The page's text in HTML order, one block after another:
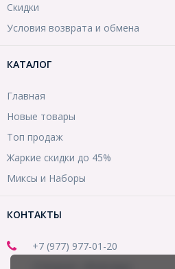
Скидки
Условия возврата и обмена
КАТАЛОГ
Главная
Новые товары
Топ продаж
Жаркие скидки до 45%
Миксы и Наборы
КОНТАКТЫ
+7 (977) 977-01-20